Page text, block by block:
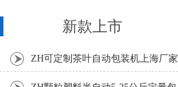
新款上市
ZH可定制茶叶自动包装机上海厂家